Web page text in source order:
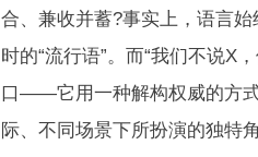
合、兼收并蓄?事实上，语言
时的“流行语”。而“我们不说X
口——它用一种解构权威的方
际、不同场景下所扮演的独特角